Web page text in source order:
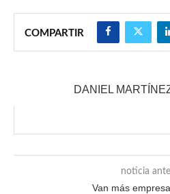
COMPARTIR
DANIEL
noticia
Van más